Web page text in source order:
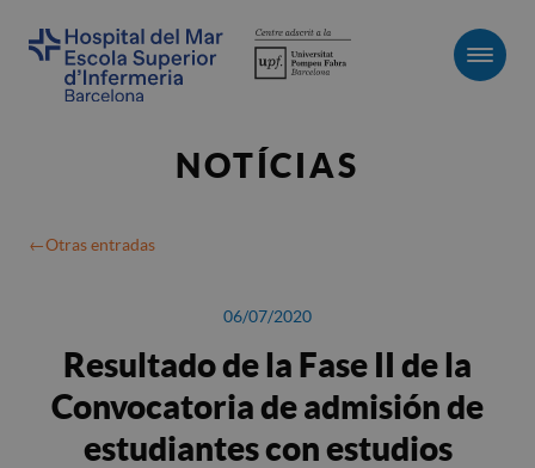
NOTÍCIAS
Otras entradas
06/07/2020
Resultado de la Fase II de la
Convocatoria de admisión de
estudiantes con estudios